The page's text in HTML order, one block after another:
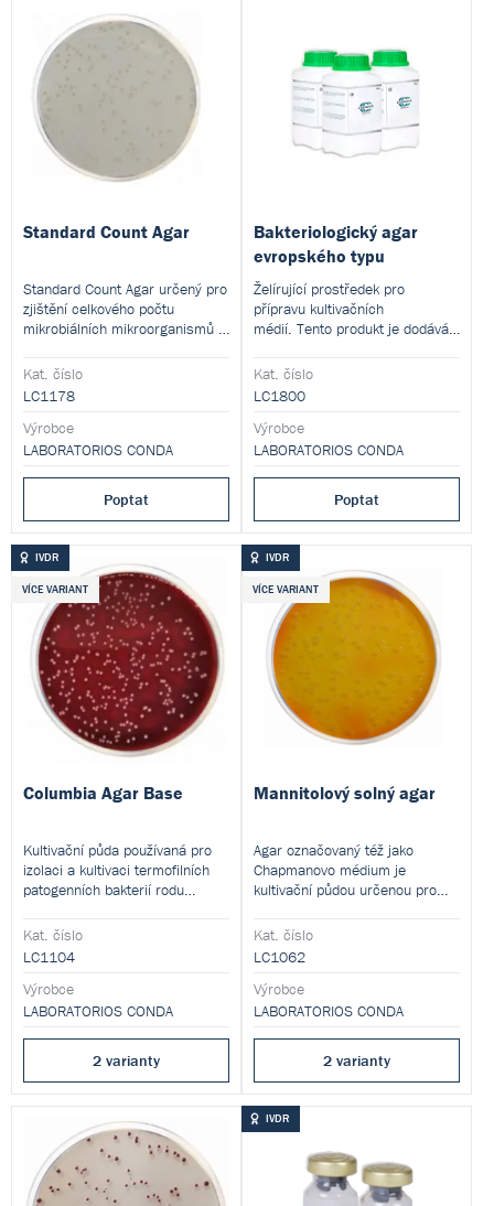
Standard Count Agar
Standard Count Agar určený pro
zjištění celkového počtu
mikrobiálních mikroorganismů v
vodě a odpadní vodě. Tento
produkt je dodáván v
dehydratované formě a je určen
pro přípravu hotových
kultivačních médií.
Kat. číslo
LC1178
Výrobce
LABORATORIOS CONDA
Poptat
Bakteriologický agar
evropského typu
Želírující prostředek pro
přípravu kultivačních
médií. Tento produkt je dodáván
určen pro přípravu hotových
kultivačních médií.
Kat. číslo
LC1800
Výrobce
LABORATORIOS CONDA
Poptat
IVDR
VÍCE VARIANT
Columbia Agar Base
Kultivační půda používaná pro
izolaci a kultivaci termofilních
patogenních bakterií rodu
mikroorganismů a stanovení
hemolytických reakcí. Tento
produkt je dodáván v
dehydratované formě a je určen
pro přípravu hotových
kultivačních médií.
Kat. číslo
LC1104
Výrobce
LABORATORIOS CONDA
2 varianty
IVDR
VÍCE VARIANT
Mannitolový solný agar
Agar označovaný též jako
Chapmanovo médium je
kultivační půdou určenou pro
Tento produkt je dodáván v
dehydratované formě a je určen
pro přípravu hotových
kultivačních médií.
Kat. číslo
LC1062
Výrobce
LABORATORIOS CONDA
2 varianty
IVDR